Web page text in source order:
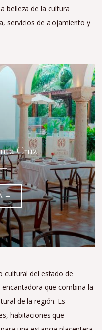
belleza de la cultura
servicios de alojamiento y
Cruz
→
cultural del estado de
que combina la
de la región. Es
habitaciones que